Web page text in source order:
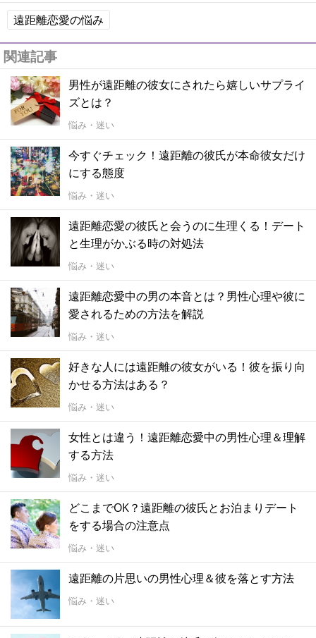
遠距離恋愛の悩み
関連記事
男性が遠距離の彼女にされたら嬉しいサプライ
ズとは？
悩み・迷い
今すぐチェック！遠距離の彼氏が本命彼女だけ
にする態度
悩み・迷い
遠距離恋愛の彼氏と会うのに生理くる！デート
と生理がかぶる時の対処法
悩み・迷い
遠距離恋愛中の男の本音とは？男性心理や彼に
愛されるための方法を解説
悩み・迷い
好きな人には遠距離の彼女がいる！彼を振り向
かせる方法はある？
悩み・迷い
女性とは違う！遠距離恋愛中の男性心理＆理解
する方法
悩み・迷い
どこまでOK？遠距離の彼氏とお泊まりデート
をする場合の注意点
悩み・迷い
遠距離の片思いの男性心理＆彼を落とす方法
悩み・迷い